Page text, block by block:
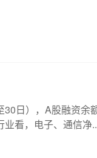
日），A股融资余
看，电子、通信净